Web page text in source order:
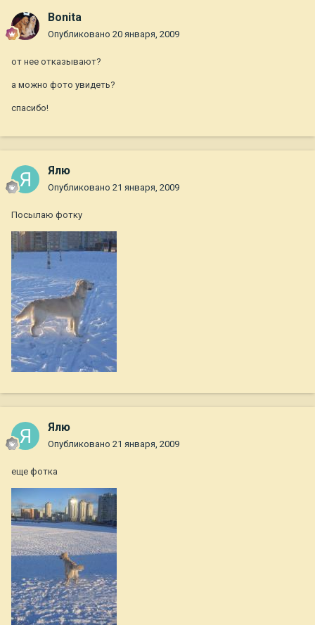
Bonita
Опубликовано 20 января, 2009
от нее отказывают?
а можно фото увидеть?
спасибо!
Ялю
Опубликовано 21 января, 2009
Посылаю фотку
Ялю
Опубликовано 21 января, 2009
еще фотка